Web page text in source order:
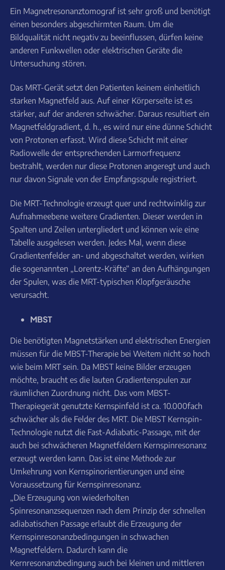
Ein Magnetresonanztomograf ist sehr groß und benötigt
einen besonders abgeschirmten Raum. Um die
Bildqualität nicht negativ zu beeinflussen, dürfen keine
anderen Funkwellen oder elektrischen Geräte die
Untersuchung stören.
Das MRT-Gerät setzt den Patienten keinem einheitlich
starken Magnetfeld aus. Auf einer Körperseite ist es
stärker, auf der anderen schwächer. Daraus resultiert ein
Magnetfeldgradient, d. h., es wird nur eine dünne Schicht
von Protonen erfasst. Wird diese Schicht mit einer
Radiowelle der entsprechenden Larmorfrequenz
bestrahlt, werden nur diese Protonen angeregt und auch
nur davon Signale von der Empfangsspule registriert.
Die MRT-Technologie erzeugt quer und rechtwinklig zur
Aufnahmeebene weitere Gradienten. Dieser werden in
Spalten und Zeilen untergliedert und können wie eine
Tabelle ausgelesen werden. Jedes Mal, wenn diese
Gradientenfelder an- und abgeschaltet werden, wirken
die sogenannten „Lorentz-Kräfte“ an den Aufhängungen
der Spulen, was die MRT-typischen Klopfgeräusche
verursacht.
MBST
Die benötigten Magnetstärken und elektrischen Energien
müssen für die MBST-Therapie bei Weitem nicht so hoch
wie beim MRT sein. Da MBST keine Bilder erzeugen
möchte, braucht es die lauten Gradientenspulen zur
räumlichen Zuordnung nicht. Das vom MBST-
Therapiegerät genutzte Kernspinfeld ist ca. 10.000fach
schwächer als die Felder des MRT. Die MBST Kernspin-
Technologie nutzt die Fast-Adiabatic-Passage, mit der
auch bei schwächeren Magnetfeldern Kernspinresonanz
erzeugt werden kann. Das ist eine Methode zur
Umkehrung von Kernspinorientierungen und eine
Voraussetzung für Kernspinresonanz.
„Die Erzeugung von wiederholten
Spinresonanzsequenzen nach dem Prinzip der schnellen
adiabatischen Passage erlaubt die Erzeugung der
Kernspinresonanzbedingungen in schwachen
Magnetfeldern. Dadurch kann die
Kernresonanzbedingung auch bei kleinen und mittleren